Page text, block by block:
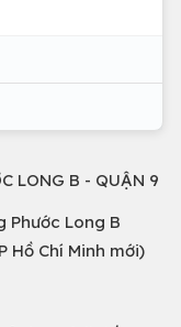
LONG B - QUẬN 9
Phước Long B
Hồ Chí Minh mới)